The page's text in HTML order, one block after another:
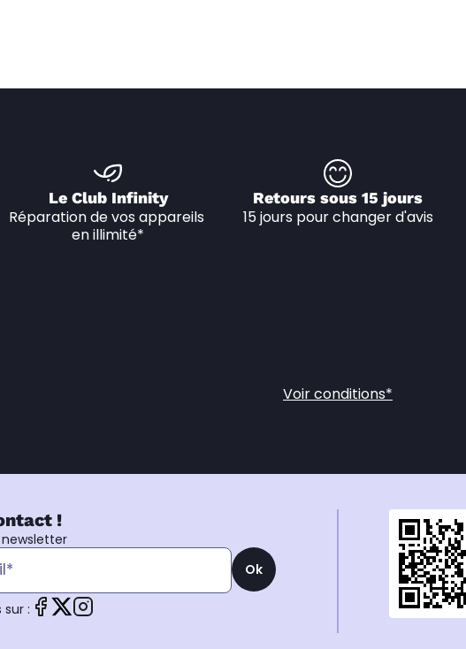
Le Club Infinity
Réparation de vos appareils
en illimité*
Retours sous 15 jours
15 jours pour changer d'avis
Voir conditions*
!
Ok
: